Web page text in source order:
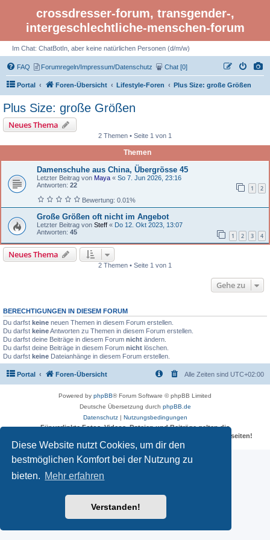
Diese Website nutzt Cookies, um dir den
bestmöglichen Komfort bei der Nutzung zu
bieten. Mehr erfahren
Verstanden!
crossdresser-forum, transgender-,
intergeschlechtliche-menschen-forum
Im Chat: ChatBotIn, aber keine natürlichen Personen (d/m/w)
FAQ Forumregeln/Impressum/Datenschutz Chat [0]
Portal Foren-Übersicht Lifestyle-Foren Plus Size: große Größen
Plus Size: große Größen
Neues Thema
2 Themen • Seite 1 von 1
Themen
Damenschuhe aus China, Übergrösse 45
Letzter Beitrag von Maya « So 7. Jun 2026, 23:16
Antworten: 22 1 2
Bewertung: 0.01%
Große Größen oft nicht im Angebot
Letzter Beitrag von Steff « Do 12. Okt 2023, 13:07
Antworten: 45 1 2 3 4
Neues Thema
2 Themen • Seite 1 von 1
Gehe zu
BERECHTIGUNGEN IN DIESEM FORUM
Du darfst keine neuen Themen in diesem Forum erstellen.
Du darfst keineAntworten zu Themen in diesem Forum erstellen.
Du darfst deine Beiträge in diesem Forum nicht ändern.
Du darfst deine Beiträge in diesem Forum nicht löschen.
Du darfst keine Dateianhänge in diesem Forum erstellen.
Portal Foren-Übersicht Alle Zeiten sind UTC+02:00
Powered by phpBB® Forum Software © phpBB Limited
Deutsche Übersetzung durch phpBB.de
Datenschutz| Nutzungsbedingungen
Für verlinkte Fotos, Videos, Dateien und Beiträge gelten die
Datenschutzbestimmungen und weiteren Regeln der externen Webseiten!